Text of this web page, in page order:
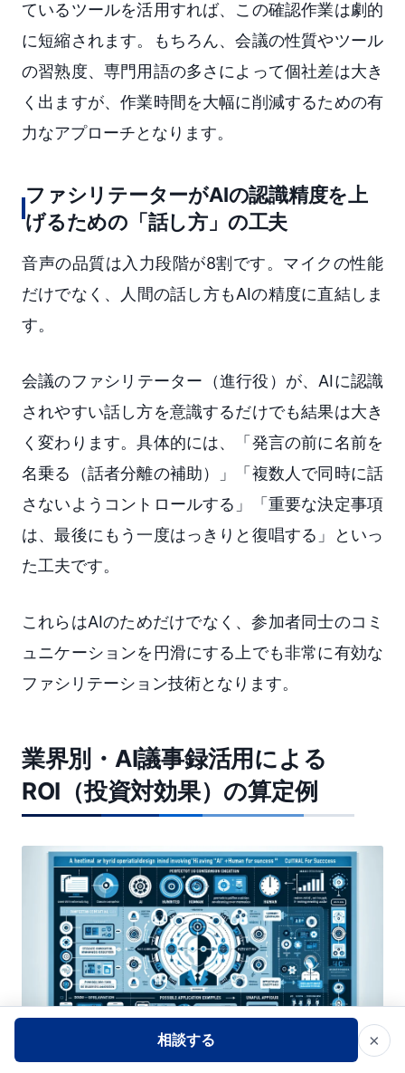
ているツールを活用すれば、この確認作業は劇的
に短縮されます。もちろん、会議の性質やツール
の習熟度、専門用語の多さによって個社差は大き
く出ますが、作業時間を大幅に削減するための有
力なアプローチとなります。
ファシリテーターがAIの認識精度を上
げるための「話し方」の工夫
音声の品質は入力段階が8割です。マイクの性能
だけでなく、人間の話し方もAIの精度に直結しま
す。
会議のファシリテーター（進行役）が、AIに認識
されやすい話し方を意識するだけでも結果は大き
く変わります。具体的には、「発言の前に名前を
名乗る（話者分離の補助）」「複数人で同時に話
さないようコントロールする」「重要な決定事項
は、最後にもう一度はっきりと復唱する」といっ
た工夫です。
これらはAIのためだけでなく、参加者同士のコミ
ュニケーションを円滑にする上でも非常に有効な
ファシリテーション技術となります。
業界別・AI議事録活用による
ROI（投資対効果）の算定例
相談する ×